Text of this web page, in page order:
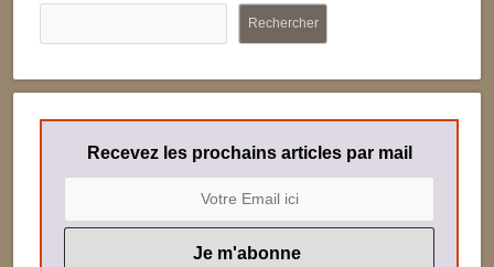
Rechercher
Recevez les prochains articles par mail